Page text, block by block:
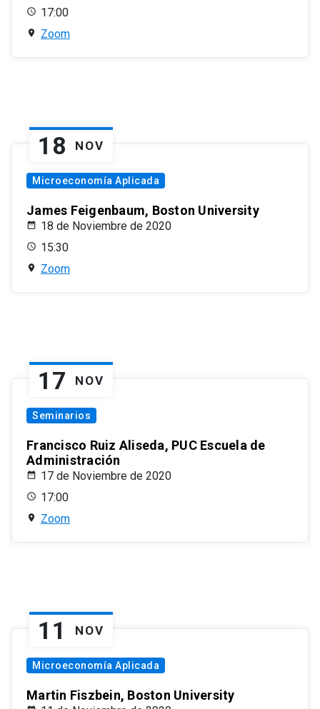
17:00
Zoom
18 NOV
Microeconomía Aplicada
James Feigenbaum, Boston University
18 de Noviembre de 2020
15:30
Zoom
17 NOV
Seminarios
Francisco Ruiz Aliseda, PUC Escuela de
Administración
17 de Noviembre de 2020
17:00
Zoom
11 NOV
Microeconomía Aplicada
Martin Fiszbein, Boston University